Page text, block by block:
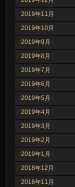
2019年11月
2019年10月
2019年9月
2019年8月
2019年7月
2019年6月
2019年5月
2019年4月
2019年3月
2019年2月
2019年1月
2018年12月
2018年11月